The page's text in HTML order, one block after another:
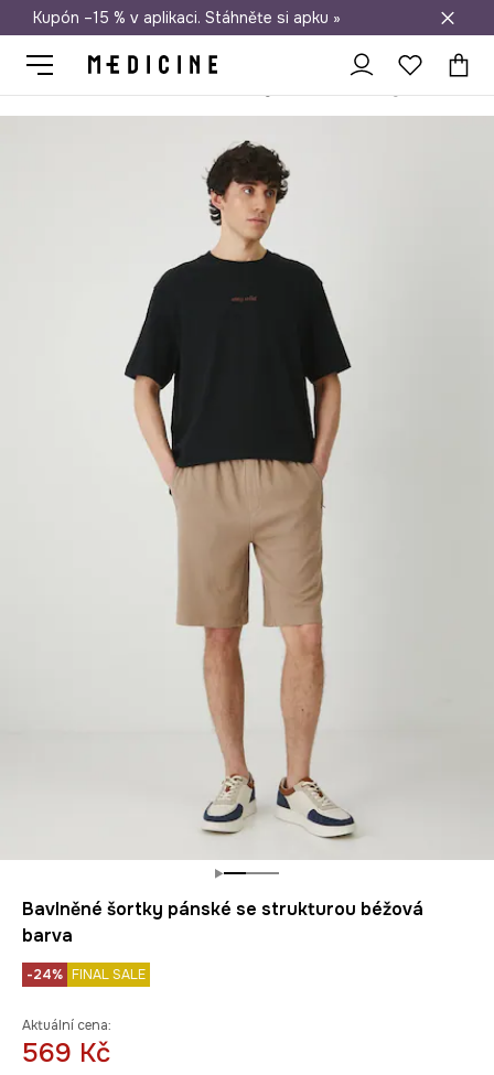
Doprava zdarma při nákupu nad 1 200 Kč
Kupón –15 % v aplikaci. Stáhněte si apku »
Bavlněné šortky pánské se strukturou béžová
barva
-24% FINAL SALE
Aktuální cena:
569 Kč